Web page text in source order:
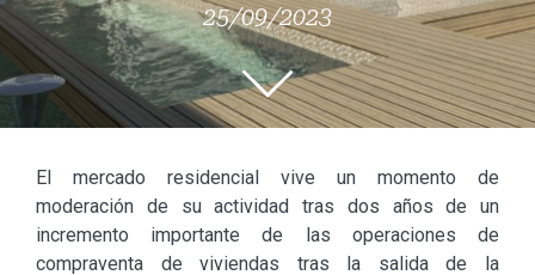
25/09/2023
El mercado residencial vive un momento de
moderación de su actividad tras dos años de un
incremento importante de las operaciones de
compraventa de viviendas tras la salida de la